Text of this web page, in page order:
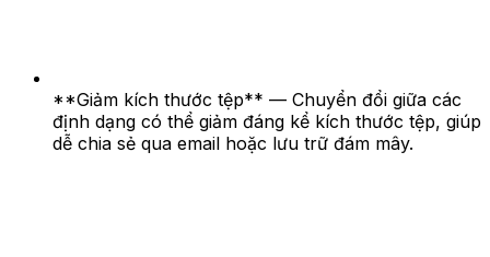
**Giảm kích thước tệp** — Chuyển đổi giữa các
định dạng có thể giảm đáng kể kích thước tệp, giúp
dễ chia sẻ qua email hoặc lưu trữ đám mây.